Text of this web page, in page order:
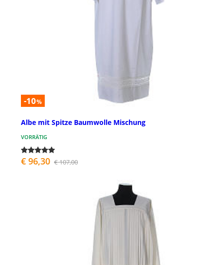
-10%
Albe mit Spitze Baumwolle Mischung
VORRÄTIG
€ 96,30 € 107,00